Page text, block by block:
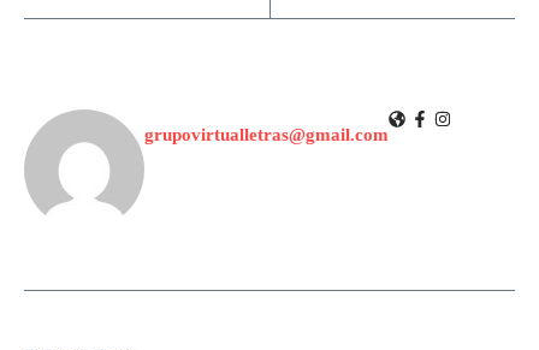
grupovirtualletras@gmail.com